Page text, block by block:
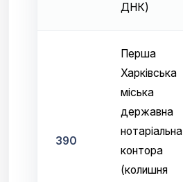
ДНК)
390
Перша
Харківська
міська
державна
нотаріальна
контора
(колишня